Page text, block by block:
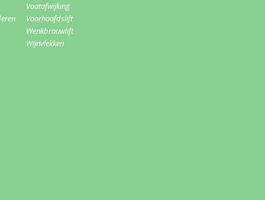
Vaatafwijking
Voorhoofdslift
Wenkbrauwlift
Wijnvlekken